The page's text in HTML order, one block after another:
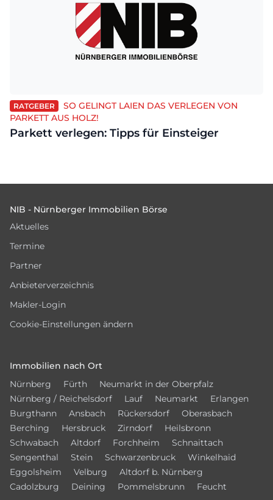
RATGEBER
SO GELINGT LAIEN DAS VERLEGEN VON
PARKETT AUS HOLZ!
Parkett verlegen: Tipps für Einsteiger
NIB - Nürnberger Immobilien Börse
Aktuelles
Termine
Partner
Anbieterverzeichnis
Makler-Login
Cookie-Einstellungen ändern
Immobilien nach Ort
Nürnberg
Fürth
Neumarkt in der Oberpfalz
Nürnberg / Reichelsdorf
Lauf Neumarkt
Erlangen
Burgthann
Ansbach Rückersdorf
Oberasbach
Berching
Hersbruck Zirndorf
Heilsbronn
Schwabach
Altdorf Forchheim
Schnaittach
Sengenthal
Stein Schwarzenbruck
Winkelhaid
Eggolsheim
Velburg
Altdorf b. Nürnberg
Cadolzburg
Deining Pommelsbrunn Feucht